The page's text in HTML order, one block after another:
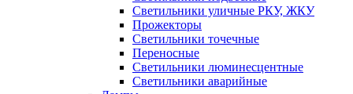
Светильники уличные РКУ, ЖКУ
Прожекторы
Cветильники точечные
Переносные
Светильники люминесцентные
Светильники аварийные